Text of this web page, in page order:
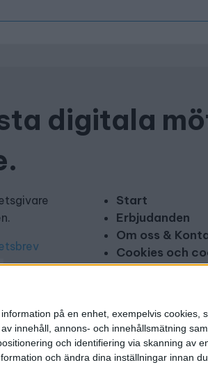
på en enhet, exempelvis
innehåll, annons- och innehållsmätning
och identifiering via skanning
och ändra dina inställningar innan
digitala
Start
Erbjudanden
Om oss &
Cookies och
Copyright och